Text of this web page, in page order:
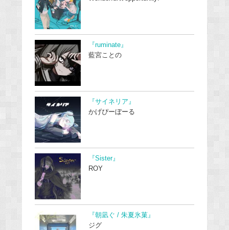
『ruminate』
藍宮ことの
『サイネリア』
かげぴーぼーる
『Sister』
ROY
『朝凪ぐ / 朱夏氷菓』
ジグ